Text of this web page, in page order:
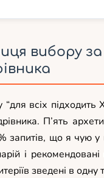
вибору
“для всіх підходить
П’ять
запитів, що я чую у
і
зведені в